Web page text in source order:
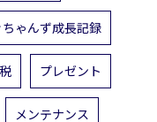
ゃんず成長記録
プレゼント
メンテナンス